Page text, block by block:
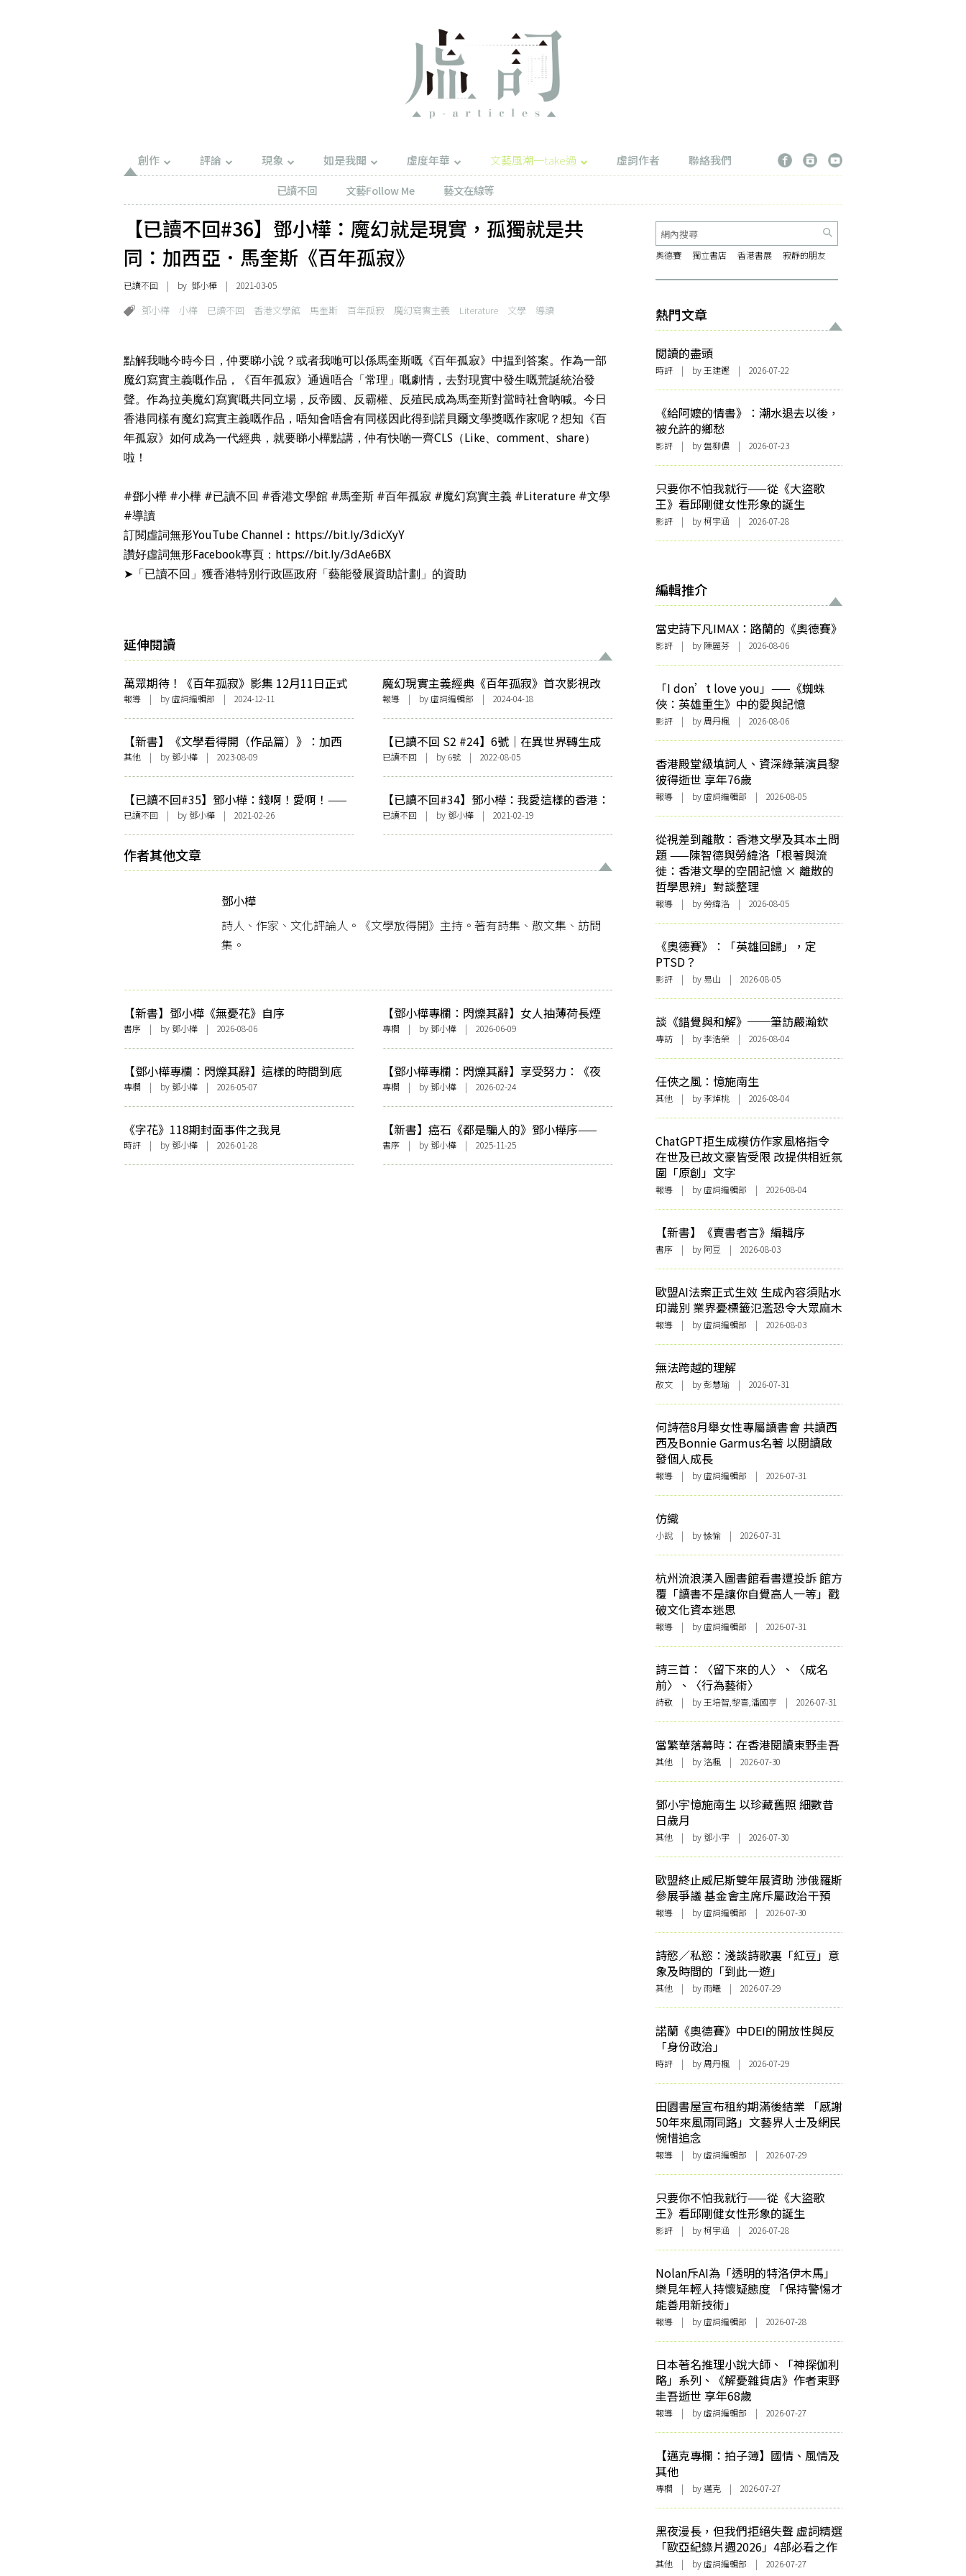
創作 評論 現象 如是我聞 虛度年華 文藝風潮一take過 虛詞作者
聯絡我們
已讀不回
文藝Follow Me 藝文在線等
【已讀不回#36】鄧小樺：魔幻就是現實，孤獨就是共
同：加西亞．馬奎斯《百年孤寂》
已讀不回 | by 鄧小樺 | 2021-03-05
鄧小樺​ 小樺​ 已讀不回​ 香港文學館​ 馬奎斯​ 百年孤寂​ 魔幻寫實主義​ Literature​ 文學​ 導讀
點解我哋今時今日，仲要睇小說？或者我哋可以係馬奎斯嘅《百年孤寂》中揾到答案。作為一部
魔幻寫實主義嘅作品，《百年孤寂》通過唔合「常理」嘅劇情，去對現實中發生嘅荒誕統治發
聲。作為拉美魔幻寫實嘅共同立場，反帝國、反霸權、反殖民成為馬奎斯對當時社會吶喊。今日
香港同樣有魔幻寫實主義嘅作品，唔知會唔會有同樣因此得到諾貝爾文學獎嘅作家呢？想知《百
年孤寂》如何成為一代經典，就要睇小樺點講，仲有快啲一齊CLS（Like、comment、share）
啦！
#鄧小樺 #小樺 #已讀不回 #香港文學館 #馬奎斯 #百年孤寂 #魔幻寫實主義 #Literature #文學
#導讀
訂閱虛詞無形YouTube Channel︰ https://bit.ly/3dicXyY
讚好虛詞無形Facebook專頁： https://bit.ly/3dAe6BX
➤「已讀不回」獲香港特別行政區政府「藝能發展資助計劃」的資助
延伸閱讀
萬眾期待！《百年孤寂》影集 12月11日正式
在Netflix上映
報導 | by 虛詞編輯部 | 2024-12-11
魔幻現實主義經典《百年孤寂》首次影視改
編 Netflix釋出正式預告透露今年上架
報導 | by 虛詞編輯部 | 2024-04-18
【新書】《文學看得開（作品篇）》：加西
亞．馬奎斯《百年孤寂》：那樣巨大的孤獨
其他 | by鄧小樺 | 2023-08-09
【已讀不回 S2 #24】6號｜在異世界轉生成
為…馬奎斯？！：馬奎斯《異鄉客》
已讀不回 | by 6號 | 2022-08-05
【已讀不回#35】鄧小樺：錢啊！愛啊！——
張愛玲 《金鎖記》
已讀不回 | by鄧小樺 | 2021-02-26
【已讀不回#34】鄧小樺：我愛這樣的香港：
《雷聲與蟬鳴》
已讀不回 | by鄧小樺 | 2021-02-19
作者其他文章
鄧小樺
詩人、作家、文化評論人。《文學放得開》主持。著有詩集、散文集、訪問
集。
【新書】鄧小樺《無憂花》自序
書序 | by鄧小樺 | 2026-08-06
【鄧小樺專欄：閃爍其辭】女人抽薄荷長煙
——看政府控煙加辣
專欄 | by鄧小樺 | 2026-06-09
【鄧小樺專欄：閃爍其辭】這樣的時間到底
有何意義
專欄 | by鄧小樺 | 2026-05-07
【鄧小樺專欄：閃爍其辭】享受努力：《夜
王》決戰《金多寶》
專欄 | by鄧小樺 | 2026-02-24
《字花》118期封面事件之我見
時評 | by鄧小樺 | 2026-01-28
【新書】癌石《都是騙人的》鄧小樺序——
〈且從其本〉
書序 | by鄧小樺 | 2025-11-25
奧德賽 獨立書店 香港書展 寂靜的朋友
熱門文章
閱讀的盡頭
時評 | by 王建鏗 | 2026-07-22
《給阿嬤的情書》：潮水退去以後，
被允許的鄉愁
影評 | by 盤柳儂 | 2026-07-23
只要你不怕我就行——從《大盜歌
王》看邱剛健女性形象的誕生
影評 | by 柯宇涵 | 2026-07-28
編輯推介
當史詩下凡IMAX：路蘭的《奧德賽》
影評 | by 陳麗芬 | 2026-08-06
「I don’t love you」——《蜘蛛
俠：英雄重生》中的愛與記憶
影評 | by 周丹楓 | 2026-08-06
香港殿堂級填詞人、資深綠葉演員黎
彼得逝世 享年76歲
報導 | by 虛詞編輯部 | 2026-08-05
從視差到離散：香港文學及其本土問
題 ——陳智德與勞緯洛「根著與流
徙：香港文學的空間記憶 × 離散的
哲學思辨」對談整理
報導 | by 勞緯洛 | 2026-08-05
《奧德賽》：「英雄回歸」，定
PTSD？
影評 | by 易山 | 2026-08-05
談《錯覺與和解》──筆訪嚴瀚欽
專訪 | by 李浩榮 | 2026-08-04
任俠之風：憶施南生
其他 | by 李焯桃 | 2026-08-04
ChatGPT拒生成模仿作家風格指令
在世及已故文豪皆受限 改提供相近氛
圍「原創」文字
報導 | by 虛詞編輯部 | 2026-08-04
【新書】《賣書者言》編輯序
書序 | by 阿豆 | 2026-08-03
歐盟AI法案正式生效 生成內容須貼水
印識別 業界憂標籤氾濫恐令大眾麻木
報導 | by 虛詞編輯部 | 2026-08-03
無法跨越的理解
散文 | by 彭慧瑜 | 2026-07-31
何詩蓓8月舉女性專屬讀書會 共讀西
西及Bonnie Garmus名著 以閱讀啟
發個人成長
報導 | by 虛詞編輯部 | 2026-07-31
仿織
小說 | by 悇愉 | 2026-07-31
杭州流浪漢入圖書館看書遭投訴 館方
覆「讀書不是讓你自覺高人一等」戳
破文化資本迷思
報導 | by 虛詞編輯部 | 2026-07-31
詩三首：〈留下來的人〉、〈成名
前〉、〈行為藝術〉
詩歌 | by 王培智,黎喜,潘國亨 | 2026-07-31
當繁華落幕時：在香港閱讀東野圭吾
其他 | by洛楓 | 2026-07-30
鄧小宇憶施南生 以珍藏舊照 細數昔
日歲月
其他 | by 鄧小宇 | 2026-07-30
歐盟終止威尼斯雙年展資助 涉俄羅斯
參展爭議 基金會主席斥屬政治干預
報導 | by 虛詞編輯部 | 2026-07-30
詩慾／私慾：淺談詩歌裏「紅豆」意
象及時間的「到此一遊」
其他 | by 雨曦 | 2026-07-29
諾蘭《奧德賽》中DEI的開放性與反
「身份政治」
時評 | by 周丹楓 | 2026-07-29
田園書屋宣布租約期滿後結業 「感謝
50年來風雨同路」文藝界人士及網民
惋惜追念
報導 | by 虛詞編輯部 | 2026-07-29
只要你不怕我就行——從《大盜歌
王》看邱剛健女性形象的誕生
影評 | by 柯宇涵 | 2026-07-28
Nolan斥AI為「透明的特洛伊木馬」
樂見年輕人持懷疑態度 「保持警惕才
能善用新技術」
報導 | by 虛詞編輯部 | 2026-07-28
日本著名推理小說大師、「神探伽利
略」系列、《解憂雜貨店》作者東野
圭吾逝世 享年68歲
報導 | by 虛詞編輯部 | 2026-07-27
【邁克專欄：拍子簿】國情、風情及
其他
專欄 | by邁克 | 2026-07-27
黑夜漫長，但我們拒絕失聲 虛詞精選
「歐亞紀錄片週2026」4部必看之作
其他 | by 虛詞編輯部 | 2026-07-27